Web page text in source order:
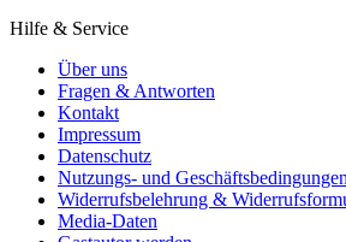
Hilfe & Service
Über uns
Fragen & Antworten
Kontakt
Impressum
Datenschutz
Nutzungs- und Geschäftsbedingungen
Widerrufsbelehrung &
Media-Daten